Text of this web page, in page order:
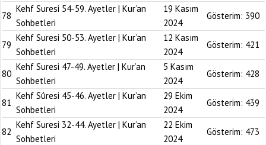
78
Kehf Suresi 54-59. Ayetler | Kur’an
Sohbetleri
19 Kasım
2024
Gösterim: 390
79
Kehf Suresi 50-53. Ayetler | Kur’an
Sohbetleri
12 Kasım
2024
Gösterim: 421
80
Kehf Suresi 47-49. Ayetler | Kur’an
Sohbetleri
5 Kasım
2024
Gösterim: 428
81
Kehf Sûresi 45-46. Ayetler | Kur’an
Sohbetleri
29 Ekim
2024
Gösterim: 439
82
Kehf Suresi 32-44. Ayetler | Kur’an
Sohbetleri
22 Ekim
2024
Gösterim: 473